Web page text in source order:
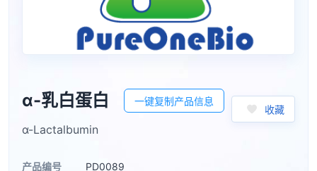
α-乳白蛋白 一键复制产品信息
收藏
α-Lactalbumin
产品编号 PD0089